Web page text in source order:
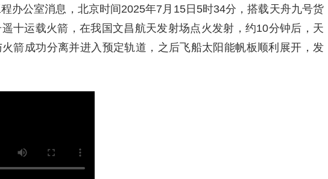
办公室消息，北京时间2025年7月15日5时34分，搭载天舟九号货
十运载火箭，在我国文昌航天发射场点火发射，约10分钟后，天
箭成功分离并进入预定轨道，之后飞船太阳能帆板顺利展开，发